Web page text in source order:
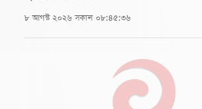
৮ আগস্ট ২০২৬ সকাল ০৮:৪৫:৩৬